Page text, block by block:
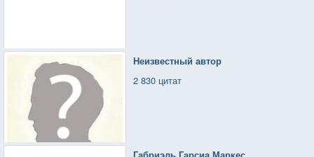
Неизвестный автор
2 830 цитат